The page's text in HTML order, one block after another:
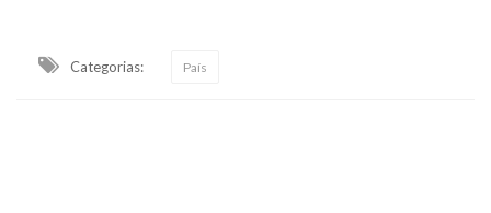
Categorias: País